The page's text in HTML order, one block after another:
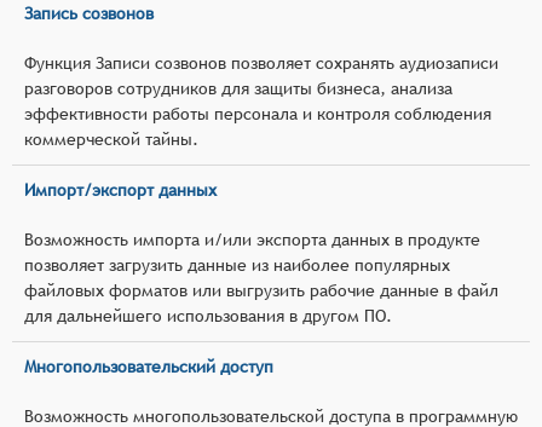
Запись созвонов
Функция Записи созвонов позволяет сохранять аудиозаписи
разговоров сотрудников для защиты бизнеса, анализа
эффективности работы персонала и контроля соблюдения
коммерческой тайны.
Импорт/экспорт данных
Возможность импорта и/или экспорта данных в продукте
позволяет загрузить данные из наиболее популярных
файловых форматов или выгрузить рабочие данные в файл
для дальнейшего использования в другом ПО.
Многопользовательский доступ
Возможность многопользовательской доступа в программную